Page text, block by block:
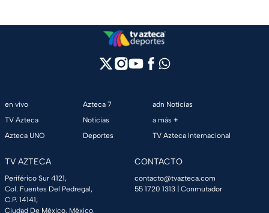
en vivo
TV Azteca
Azteca UNO
Azteca 7
Noticias
Deportes
adn Noticias
a más +
TV Azteca Internacional
TV AZTECA
Periférico Sur 4121,
Col. Fuentes Del Pedregal,
C.P. 14141,
Ciudad De México, México.
CONTACTO
contacto@tvazteca.com
55 1720 1313 | Conmutador